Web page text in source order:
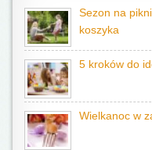
Sezon na
koszyka
5 kroków do
Wielkanoc w